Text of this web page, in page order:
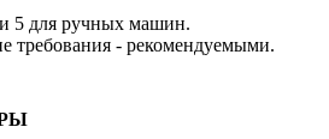
и 5 для ручных машин.
требования - рекомендуемыми.